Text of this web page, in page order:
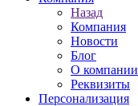
Назад
Компания
Новости
Блог
О компании
Реквизиты
Персонализация